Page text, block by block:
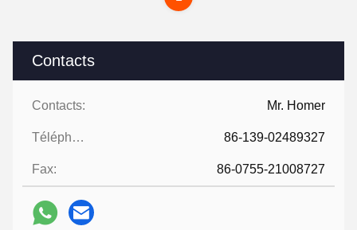
Contacts
Contacts: Mr. Homer
Téléphone: 86-139-02489327
Fax: 86-0755-21008727